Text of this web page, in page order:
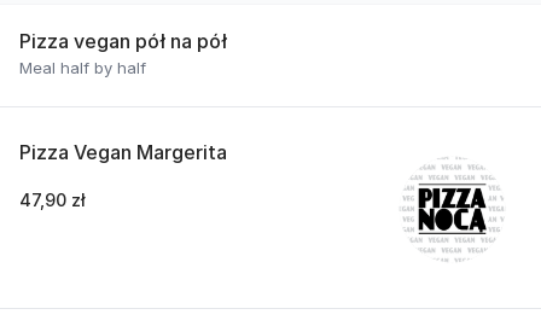
Pizza vegan pół na pół
Meal half by half
Pizza Vegan Margerita
47,90 zł